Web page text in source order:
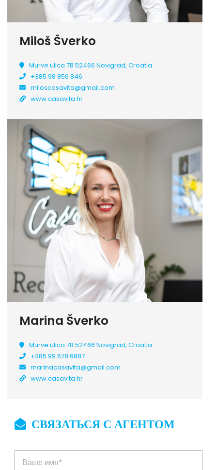
Miloš Šverko
Murve ulica 78 52466 Novigrad, Croatia
+385 98 856 846
miloscasavita@gmail.com
www.casavita.hr
Marina Šverko
Murve ulica 78 52466 Novigrad, Croatia
+385 99 678 9887
marinacasavita@gmail.com
www.casavita.hr
СВЯЗАТЬСЯ С АГЕНТОМ